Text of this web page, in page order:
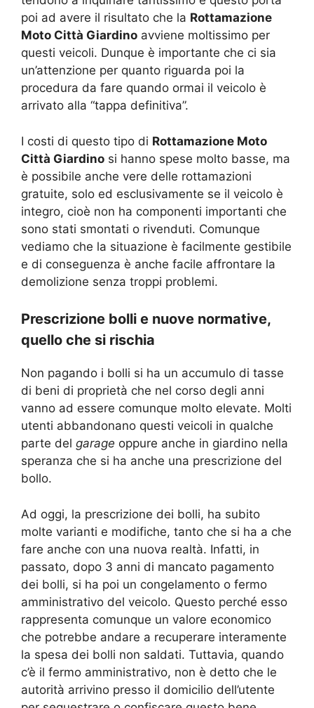
poi ad avere il risultato che la Rottamazione
Moto Città Giardino avviene moltissimo per
questi veicoli. Dunque è importante che ci sia
un’attenzione per quanto riguarda poi la
procedura da fare quando ormai il veicolo è
arrivato alla “tappa definitiva”.
I costi di questo tipo di Rottamazione Moto
Città Giardino si hanno spese molto basse, ma
è possibile anche vere delle rottamazioni
gratuite, solo ed esclusivamente se il veicolo è
integro, cioè non ha componenti importanti che
sono stati smontati o rivenduti. Comunque
vediamo che la situazione è facilmente gestibile
e di conseguenza è anche facile affrontare la
demolizione senza troppi problemi.
Prescrizione bolli e nuove normative,
quello che si rischia
Non pagando i bolli si ha un accumulo di tasse
di beni di proprietà che nel corso degli anni
vanno ad essere comunque molto elevate. Molti
utenti abbandonano questi veicoli in qualche
parte del garage oppure anche in giardino nella
speranza che si ha anche una prescrizione del
bollo.
Ad oggi, la prescrizione dei bolli, ha subito
molte varianti e modifiche, tanto che si ha a che
fare anche con una nuova realtà. Infatti, in
passato, dopo 3 anni di mancato pagamento
dei bolli, si ha poi un congelamento o fermo
amministrativo del veicolo. Questo perché esso
rappresenta comunque un valore economico
che potrebbe andare a recuperare interamente
la spesa dei bolli non saldati. Tuttavia, quando
c’è il fermo amministrativo, non è detto che le
autorità arrivino presso il domicilio dell’utente